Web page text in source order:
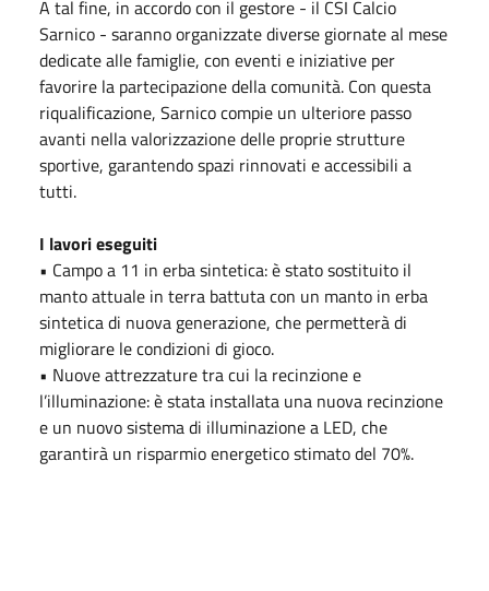
A tal fine, in accordo con il gestore - il CSI Calcio
Sarnico - saranno organizzate diverse giornate al mese
dedicate alle famiglie, con eventi e iniziative per
favorire la partecipazione della comunità. Con questa
riqualificazione, Sarnico compie un ulteriore passo
avanti nella valorizzazione delle proprie strutture
sportive, garantendo spazi rinnovati e accessibili a
tutti.
I lavori eseguiti
• Campo a 11 in erba sintetica: è stato sostituito il
manto attuale in terra battuta con un manto in erba
sintetica di nuova generazione, che permetterà di
migliorare le condizioni di gioco.
• Nuove attrezzature tra cui la recinzione e
l’illuminazione: è stata installata una nuova recinzione
e un nuovo sistema di illuminazione a LED, che
garantirà un risparmio energetico stimato del 70%.